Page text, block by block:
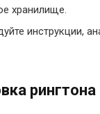
хранилище.
инструкции,
рингтона